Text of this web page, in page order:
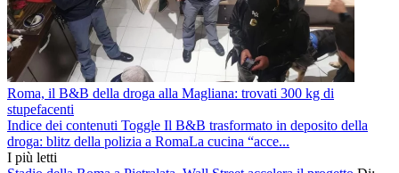
Roma, il B&B della droga alla Magliana: trovati 300 kg di
stupefacenti
Indice dei contenuti Toggle Il B&B trasformato in deposito della
droga: blitz della polizia a RomaLa cucina “acce...
I più letti